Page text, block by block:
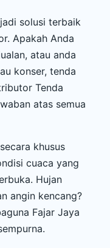
solusi terbaik
Apakah Anda
atau anda
konser, tenda
Tenda
atas semua
khusus
cuaca yang
Hujan
angin kencang?
Fajar Jaya